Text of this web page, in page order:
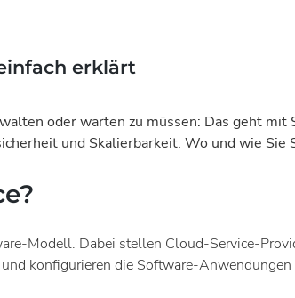
erklärt
oder warten zu müssen: Das geht
und Skalierbarkeit. Wo und wie Sie
Modell. Dabei stellen Cloud-Service-
konfigurieren die Software-